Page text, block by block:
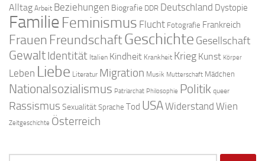
Alltag Arbeit Beziehungen Biografie DDR Deutschland Dystopie
FamilieFeminismus Flucht Fotografie Frankreich
Frauen FreundschaftGeschichte Gesellschaft
GewaltIdentität Italien Kindheit Krankheit Krieg Kunst Körper
Leben Liebe Literatur Migration Musik Mutterschaft Mädchen
Nationalsozialismus Patriarchat Philosophie Politik queer
Rassismus SexualitätSprache Tod USAWiderstand Wien
Zeitgeschichte Österreich